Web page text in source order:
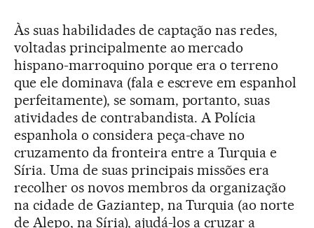
Às suas habilidades de captação nas redes,
voltadas principalmente ao mercado
hispano-marroquino porque era o terreno
que ele dominava (fala e escreve em espanhol
perfeitamente), se somam, portanto, suas
atividades de contrabandista. A Polícia
espanhola o considera peça-chave no
cruzamento da fronteira entre a Turquia e
Síria. Uma de suas principais missões era
recolher os novos membros da organização
na cidade de Gaziantep, na Turquia (ao norte
de Alepo, na Síria), ajudá-los a cruzar a